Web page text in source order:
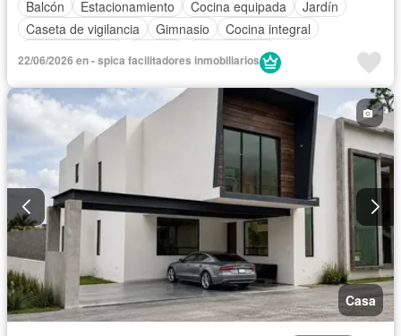
Balcón
Estacionamiento Cocina equipada
Jardín
Caseta de vigilancia
Gimnasio
Cocina integral
Sin amueblar
22/06/2026 en - spica facilitadores inmobiliarios
Casa